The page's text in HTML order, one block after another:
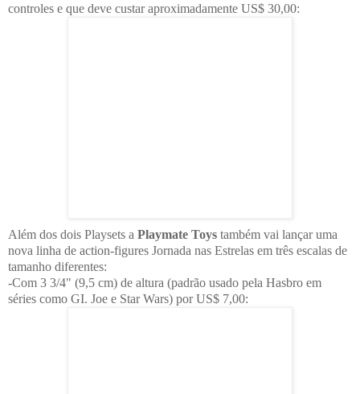
controles e que deve custar aproximadamente US$ 30,00:
Além dos dois Playsets a Playmate Toys também vai lançar uma
nova linha de action-figures Jornada nas Estrelas em três escalas de
tamanho diferentes:
-Com 3 3/4" (9,5 cm) de altura (padrão usado pela Hasbro em
séries como GI. Joe e Star Wars) por US$ 7,00: